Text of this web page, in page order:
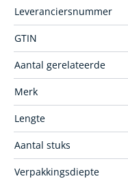
Leveranciersnummer
GTIN
Aantal gerelateerde
Merk
Lengte
Aantal stuks
Verpakkingsdiepte